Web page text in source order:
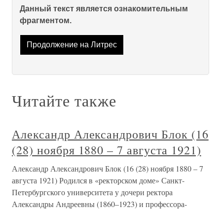
Данный текст является ознакомительным
фрагментом.
Продолжение на Литрес
Читайте также
Александр Александрович Блок (16
(28) ноября 1880 – 7 августа 1921)
Александр Александрович Блок (16 (28) ноября 1880 – 7
августа 1921) Родился в «ректорском доме» Санкт-
Петербургского университета у дочери ректора
Александры Андреевны (1860–1923) и профессора-